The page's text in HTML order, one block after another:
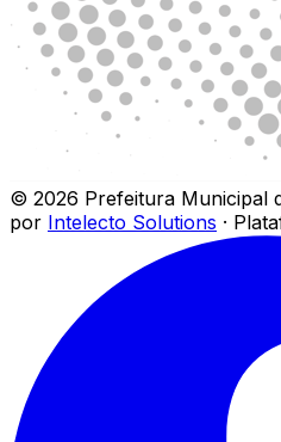
© 2026 Prefeitura Municipal
por Intelecto Solutions ·